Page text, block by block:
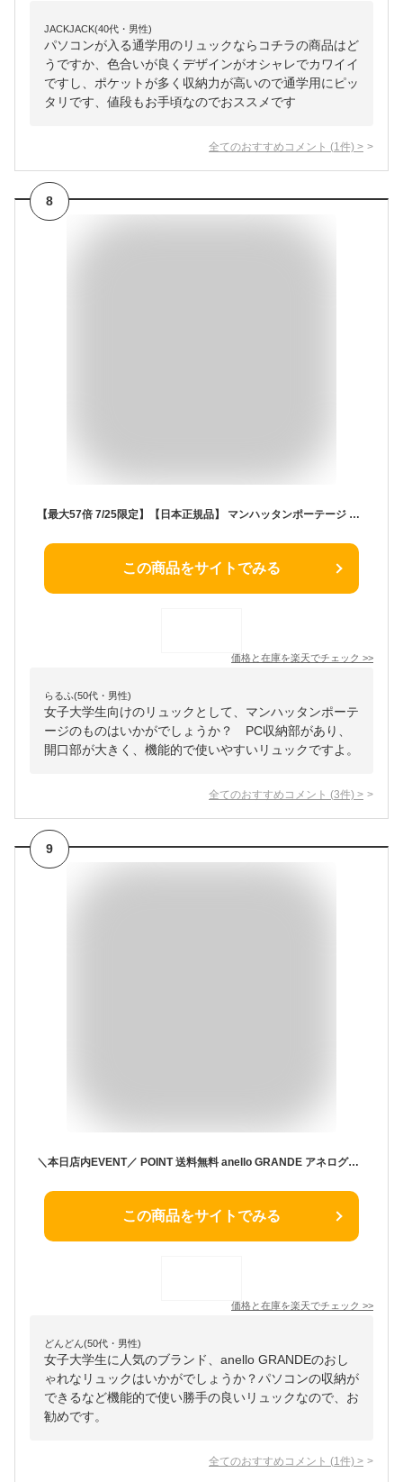
JACKJACK(40代・男性)
パソコンが入る通学用のリュックならコチラの商品はど
うですか、色合いが良くデザインがオシャレでカワイイ
ですし、ポケットが多く収納力が高いので通学用にピッ
タリです、値段もお手頃なのでおススメです
全てのおすすめコメント (1 件) >
8
【最大57倍 7/25限定】【日本正規品】 マンハッタンポーテージ リュック Manhattan Portage リュックサック Silvercup Backpack マンハッタン バックパック ロールトップ 通学 メンズ レディース MP1236
この商品をサイトでみる
価格と在庫を楽天でチェック >>
らるふ(50代・男性)
女子大学生向けのリュックとして、マンハッタンポーテ
ージのものはいかがでしょうか？ PC収納部があり、
開口部が大きく、機能的で使いやすいリュックですよ。
全てのおすすめコメント (3件) >
9
＼本日店内EVENT／ POINT 送料無料 anello GRANDE アネログランデ ハイキャパシティ 撥水 大容量 リュック GTH2571Z レディース メンズ リュックサック バックパック 大きめ 通学 通勤 学校 防災 a4 a3 旅行 軽量 PC
この商品をサイトでみる
価格と在庫を楽天でチェック >>
どんどん(50代・男性)
女子大学生に人気のブランド、anello GRANDEのおし
ゃれなリュックはいかがでしょうか？パソコンの収納が
できるなど機能的で使い勝手の良いリュックなので、お
勧めです。
全てのおすすめコメント (1 件) >